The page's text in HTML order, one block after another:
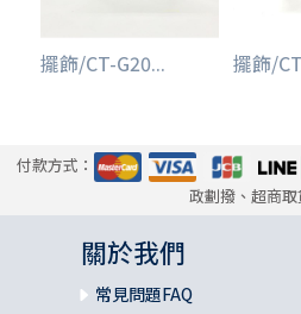
擺飾/CT-G20... 擺飾/
付款方式：
政劃撥、超商
關於我們
常見問題FAQ